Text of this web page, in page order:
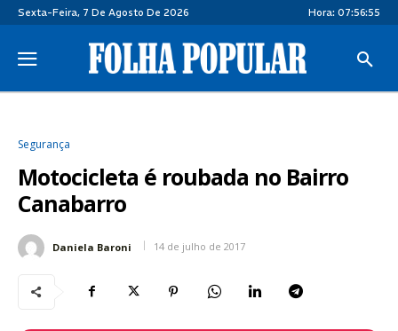
Sexta-Feira, 7 De Agosto De 2026 Hora: 07:56:55
Segurança
Motocicleta é roubada no Bairro
Canabarro
Daniela Baroni 14 de julho de 2017